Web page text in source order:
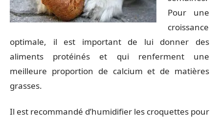
Pour une
croissance
optimale, il est important de lui donner des
aliments protéinés et qui renferment une
meilleure proportion de calcium et de matières
grasses.
Il est recommandé d’humidifier les croquettes pour